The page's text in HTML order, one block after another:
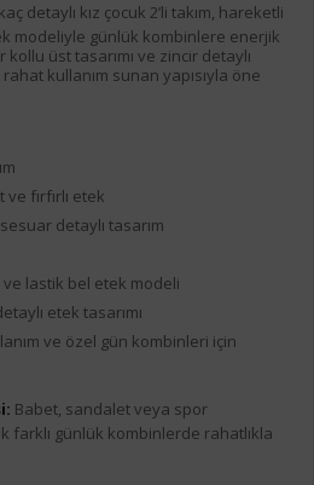
detaylı kız çocuk 2’li takım, hareketli
modeliyle günlük kombinlere enerjik
kollu üst tasarımı ve zincir detaylı
kullanım sunan yapısıyla öne
ve fırfırlı etek
detaylı tasarım
ve lastik bel etek modeli
etek tasarımı
ve özel gün kombinleri için
Babet, sandalet veya spor
farklı günlük kombinlerde rahatlıkla